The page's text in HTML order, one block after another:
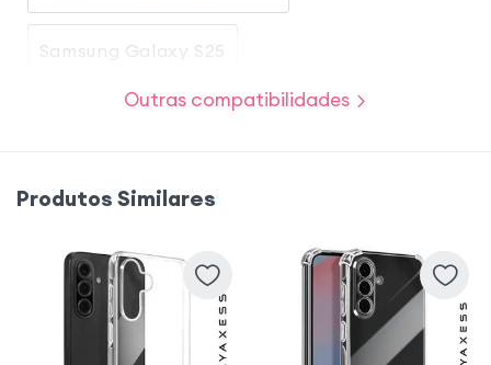
Samsung Galaxy S25
Samsung Galaxy S21 FE
Samsung Galaxy A37
Outras compatibilidades
Produtos Similares